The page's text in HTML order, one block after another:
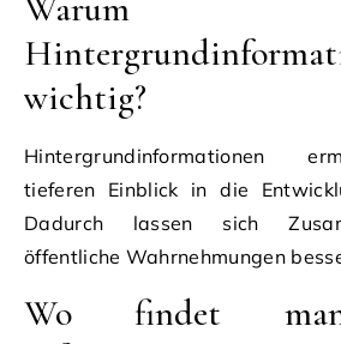
Warum
wichtig?
Hintergrundinformationen
tieferen Einblick in die
Dadurch lassen sich
öffentliche Wahrnehmungen
Wo findet